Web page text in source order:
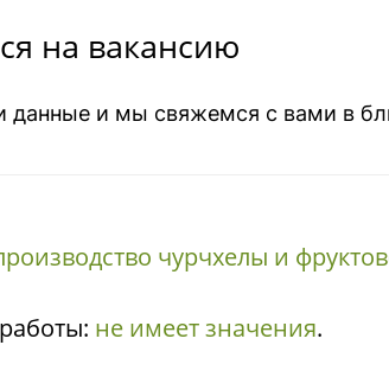
на вакансию
данные и мы свяжемся с вами в
чурчхелы и
не имеет значения.